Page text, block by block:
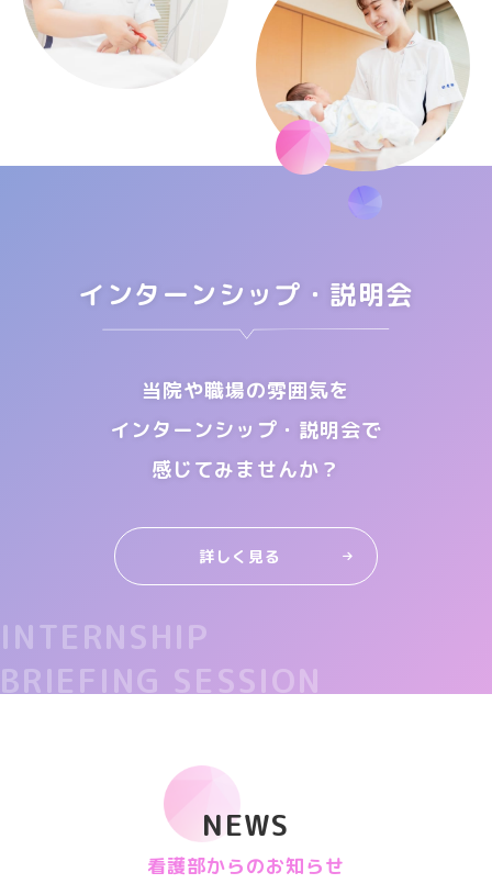
インターンシップ・説明会
当院や職場の雰囲気を
インターンシップ・説明会で
感じてみませんか？
詳しく見る
INTERNSHIP
BRIEFING SESSION
NEWS
看護部からのお知らせ